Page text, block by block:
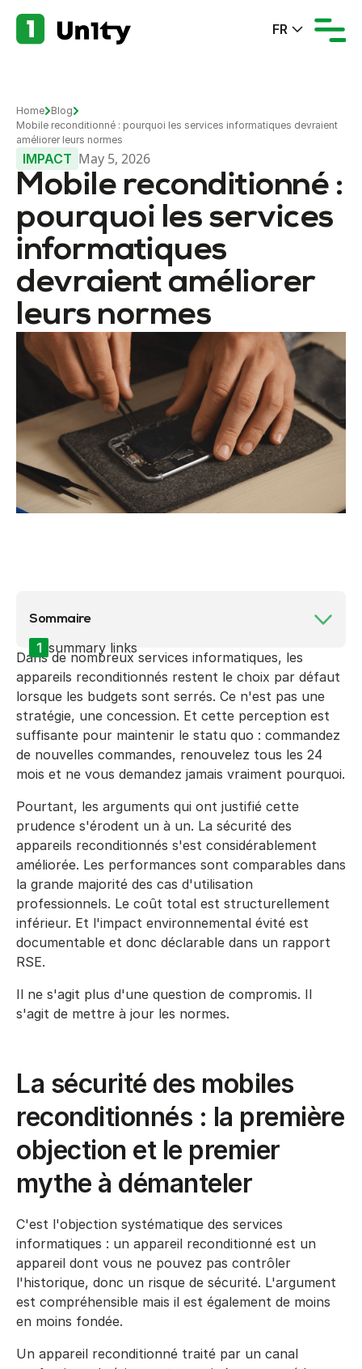
FR
Home Blog
Mobile reconditionné : pourquoi les services informatiques devraient
améliorer leurs normes
IMPACT May 5, 2026
Mobile reconditionné :
pourquoi les services
informatiques
devraient améliorer
leurs normes
Dans de nombreux services informatiques, les
appareils reconditionnés restent le choix par défaut
lorsque les budgets sont serrés. Ce n'est pas une
stratégie, une concession. Et cette perception est
suffisante pour maintenir le statu quo : commandez
de nouvelles commandes, renouvelez tous les 24
mois et ne vous demandez jamais vraiment pourquoi.
Pourtant, les arguments qui ont justifié cette
prudence s'érodent un à un. La sécurité des
appareils reconditionnés s'est considérablement
améliorée. Les performances sont comparables dans
la grande majorité des cas d'utilisation
professionnels. Le coût total est structurellement
inférieur. Et l'impact environnemental évité est
documentable et donc déclarable dans un rapport
RSE.
Il ne s'agit plus d'une question de compromis. Il
s'agit de mettre à jour les normes.
La sécurité des mobiles
reconditionnés : la première
objection et le premier
mythe à démanteler
C'est l'objection systématique des services
informatiques : un appareil reconditionné est un
appareil dont vous ne pouvez pas contrôler
l'historique, donc un risque de sécurité. L'argument
est compréhensible mais il est également de moins
en moins fondée.
Un appareil reconditionné traité par un canal
Sommaire
1 summary links